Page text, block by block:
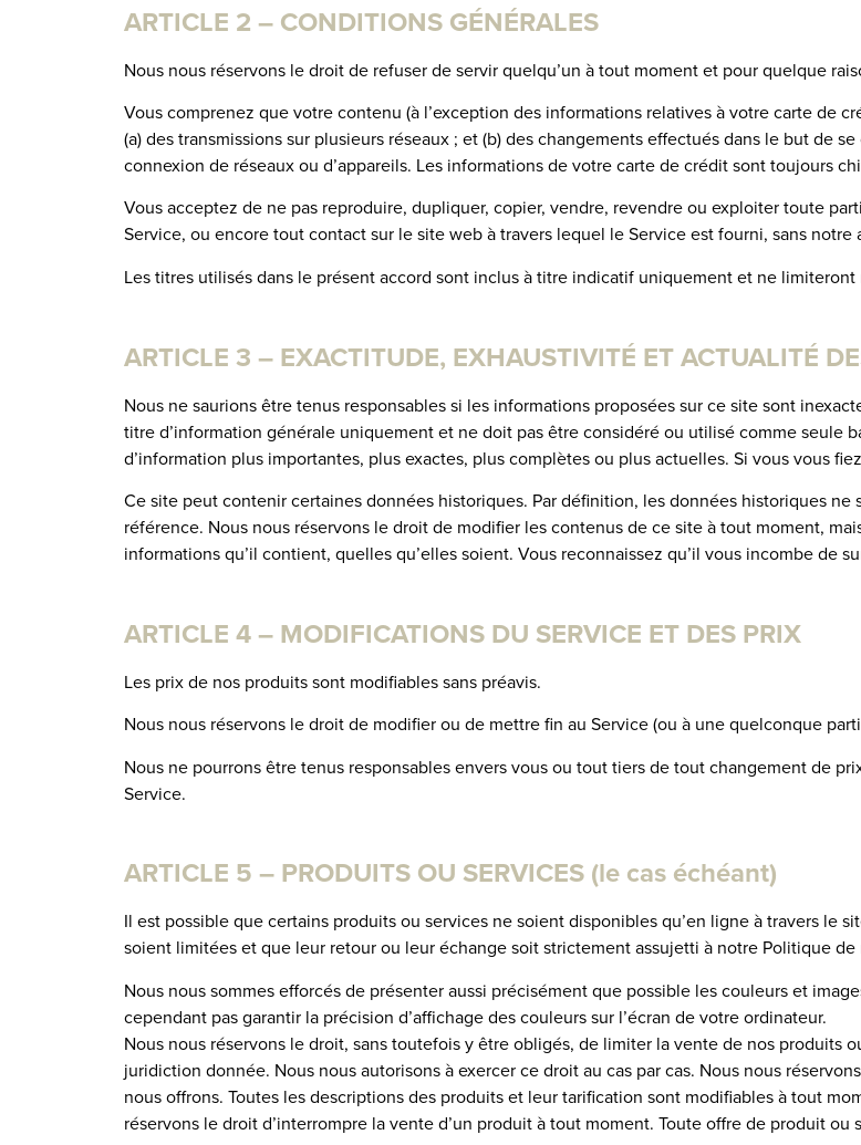
ARTICLE 2 – CONDITIONS GÉNÉRALES
Nous nous réservons le droit de refuser de servir quelqu’un à tout moment et pour quelque
Vous comprenez que votre contenu (à l’exception des informations relatives à votre carte de
(a) des transmissions sur plusieurs réseaux ; et (b) des changements effectués dans le but de
connexion de réseaux ou d’appareils. Les informations de votre carte de crédit sont toujours
Vous acceptez de ne pas reproduire, dupliquer, copier, vendre, revendre ou exploiter toute
Service, ou encore tout contact sur le site web à travers lequel le Service est fourni, sans notre
Les titres utilisés dans le présent accord sont inclus à titre indicatif uniquement et ne
ARTICLE 3 – EXACTITUDE, EXHAUSTIVITÉ ET ACTUALITÉ
Nous ne saurions être tenus responsables si les informations proposées sur ce site sont
titre d’information générale uniquement et ne doit pas être considéré ou utilisé comme seule
d’information plus importantes, plus exactes, plus complètes ou plus actuelles. Si vous vous
Ce site peut contenir certaines données historiques. Par définition, les données historiques
référence. Nous nous réservons le droit de modifier les contenus de ce site à tout moment,
informations qu’il contient, quelles qu’elles soient. Vous reconnaissez qu’il vous incombe de
ARTICLE 4 – MODIFICATIONS DU SERVICE ET DES PRIX
Les prix de nos produits sont modifiables sans préavis.
Nous nous réservons le droit de modifier ou de mettre fin au Service (ou à une quelconque
Nous ne pourrons être tenus responsables envers vous ou tout tiers de tout changement de
Service.
ARTICLE 5 – PRODUITS OU SERVICES (le cas échéant)
Il est possible que certains produits ou services ne soient disponibles qu’en ligne à travers le
soient limitées et que leur retour ou leur échange soit strictement assujetti à notre Politique de
Nous nous sommes efforcés de présenter aussi précisément que possible les couleurs et
cependant pas garantir la précision d’affichage des couleurs sur l’écran de votre ordinateur.
Nous nous réservons le droit, sans toutefois y être obligés, de limiter la vente de nos produits
juridiction donnée. Nous nous autorisons à exercer ce droit au cas par cas. Nous nous
nous offrons. Toutes les descriptions des produits et leur tarification sont modifiables à tout
réservons le droit d’interrompre la vente d’un produit à tout moment. Toute offre de produit